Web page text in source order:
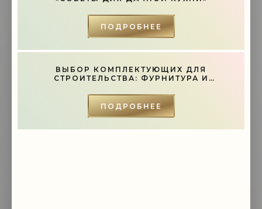
мимо ушей. Он никогда не бывает полезен никому, кроме того, кто его
дал.
ПОДРОБНЕЕ
ВЫБОР КОМПЛЕКТУЮЩИХ ДЛЯ
СТРОИТЕЛЬСТВА: ФУРНИТУРА И
ПОДРОБНЕЕ